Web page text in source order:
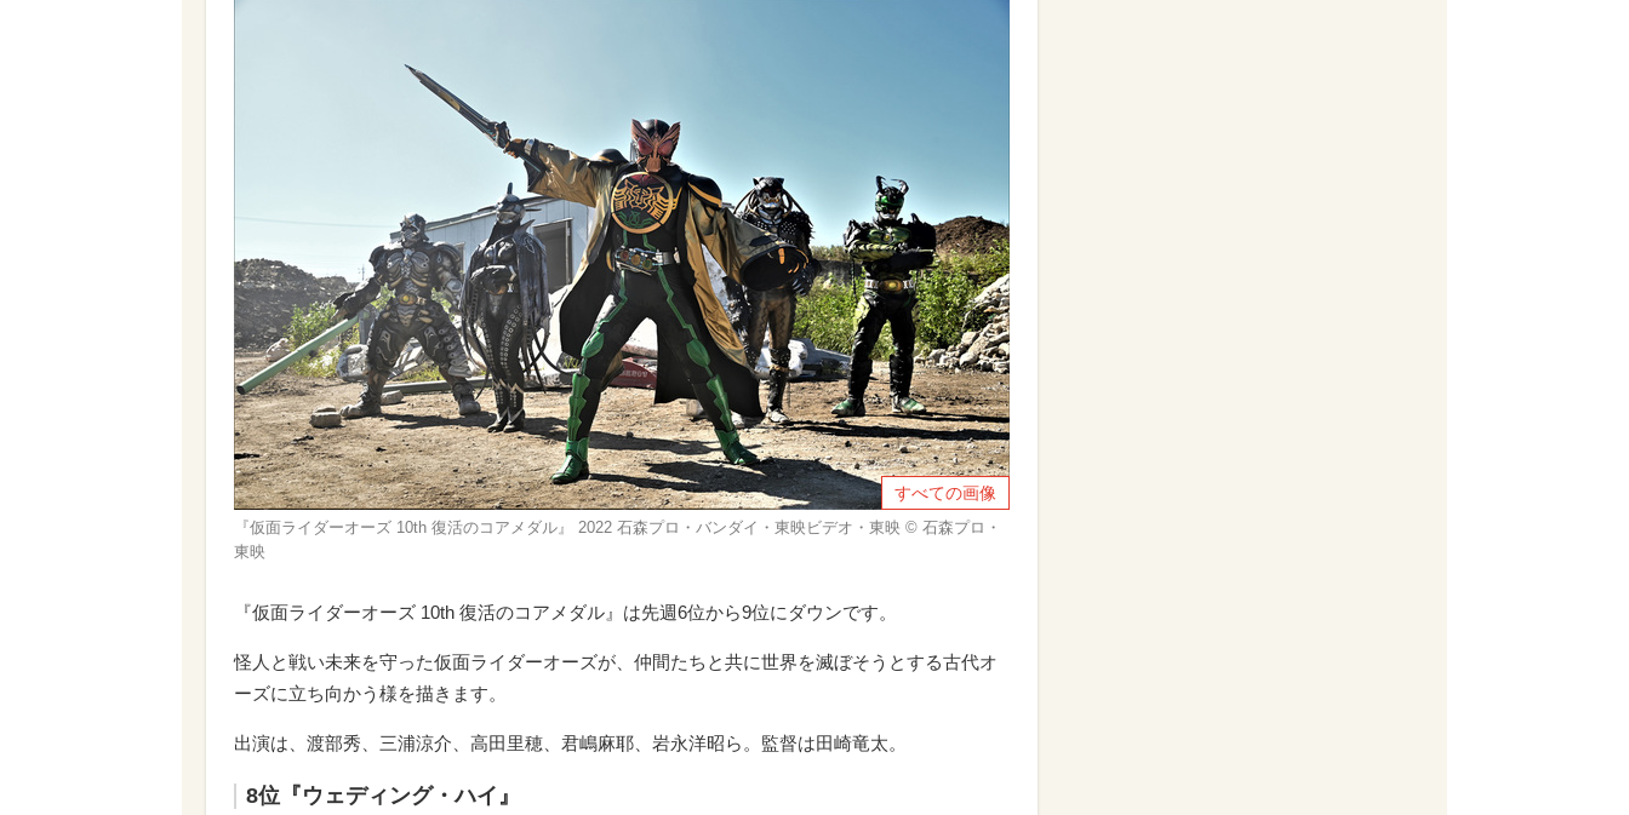
すべての画像
『仮面ライダーオーズ 10th 復活のコアメダル』 2022 石森プロ・バンダイ・東映ビデオ・東映 © 石森プロ・
東映
『仮面ライダーオーズ 10th 復活のコアメダル』は先週6位から9位にダウンです。
怪人と戦い未来を守った仮面ライダーオーズが、仲間たちと共に世界を滅ぼそうとする古代オ
ーズに立ち向かう様を描きます。
出演は、渡部秀、三浦涼介、高田里穂、君嶋麻耶、岩永洋昭ら。監督は田崎竜太。
8位『ウェディング・ハイ』